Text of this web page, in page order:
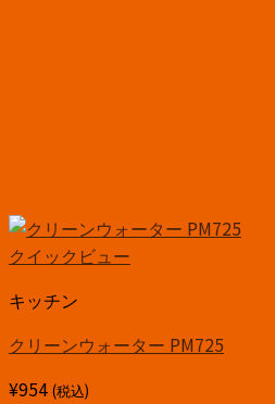
クイックビュー
キッチン
クリーンウォーター PM725
¥954 (税込)